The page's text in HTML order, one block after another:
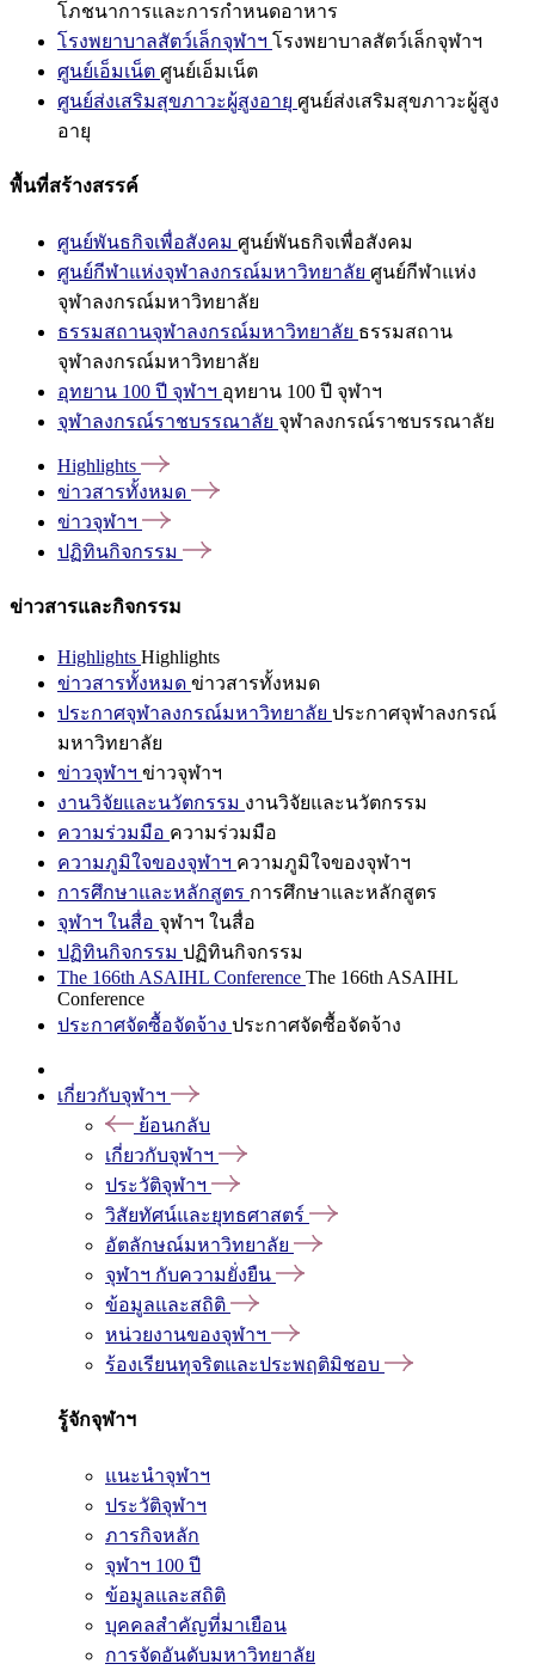
โภชนาการและการกำหนดอาหาร
โรงพยาบาลสัตว์เล็กจุฬาฯ โรงพยาบาลสัตว์เล็กจุฬาฯ
ศูนย์เอ็มเน็ต ศูนย์เอ็มเน็ต
ศูนย์ส่งเสริมสุขภาวะผู้สูงอายุ ศูนย์ส่งเสริมสุขภาวะผู้สูง
อายุ
พื้นที่สร้างสรรค์
ศูนย์พันธกิจเพื่อสังคม ศูนย์พันธกิจเพื่อสังคม
ศูนย์กีฬาแห่งจุฬาลงกรณ์มหาวิทยาลัย ศูนย์กีฬาแห่ง
จุฬาลงกรณ์มหาวิทยาลัย
ธรรมสถานจุฬาลงกรณ์มหาวิทยาลัย ธรรมสถาน
จุฬาลงกรณ์มหาวิทยาลัย
อุทยาน 100 ปี จุฬาฯ อุทยาน 100 ปี จุฬาฯ
จุฬาลงกรณ์ราชบรรณาลัย จุฬาลงกรณ์ราชบรรณาลัย
Highlights
ข่าวสารทั้งหมด
ข่าวจุฬาฯ
ปฏิทินกิจกรรม
ข่าวสารและกิจกรรม
Highlights Highlights
ข่าวสารทั้งหมด ข่าวสารทั้งหมด
ประกาศจุฬาลงกรณ์มหาวิทยาลัย ประกาศจุฬาลงกรณ์
มหาวิทยาลัย
ข่าวจุฬาฯ ข่าวจุฬาฯ
งานวิจัยและนวัตกรรม งานวิจัยและนวัตกรรม
ความร่วมมือ ความร่วมมือ
ความภูมิใจของจุฬาฯ ความภูมิใจของจุฬาฯ
การศึกษาและหลักสูตร การศึกษาและหลักสูตร
จุฬาฯ ในสื่อ จุฬาฯ ในสื่อ
ปฏิทินกิจกรรม ปฏิทินกิจกรรม
The 166th ASAIHL Conference The 166th ASAIHL
Conference
ประกาศจัดซื้อจัดจ้าง ประกาศจัดซื้อจัดจ้าง
เกี่ยวกับจุฬาฯ
ย้อนกลับ
เกี่ยวกับจุฬาฯ
ประวัติจุฬาฯ
วิสัยทัศน์และยุทธศาสตร์
อัตลักษณ์มหาวิทยาลัย
จุฬาฯ กับความยั่งยืน
ข้อมูลและสถิติ
หน่วยงานของจุฬาฯ
ร้องเรียนทุจริตและประพฤติมิชอบ
รู้จักจุฬาฯ
แนะนำจุฬาฯ
ประวัติจุฬาฯ
ภารกิจหลัก
จุฬาฯ 100 ปี
ข้อมูลและสถิติ
บุคคลสำคัญที่มาเยือน
การจัดอันดับมหาวิทยาลัย